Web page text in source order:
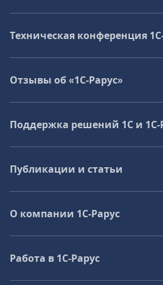
Техническая конференция
Отзывы об «1С-Рарус»
Поддержка решений 1С и
Публикации и статьи
О компании 1C-Рарус
Работа в 1С‑Рарус